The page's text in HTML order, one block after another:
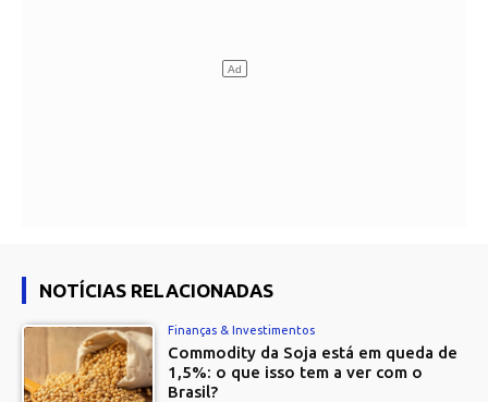
NOTÍCIAS RELACIONADAS
Finanças & Investimentos
Commodity da Soja está em queda de
1,5%: o que isso tem a ver com o
Brasil?